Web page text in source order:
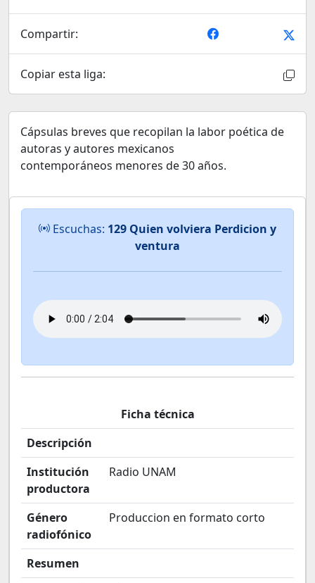
Compartir:
Copiar esta liga:
Cápsulas breves que recopilan la labor poética de
autoras y autores mexicanos
contemporáneos menores de 30 años.
Escuchas: 129 Quien volviera Perdicion y
ventura
Ficha técnica
Descripción
Institución
productora
Radio UNAM
Género
radiofónico
Produccion en formato corto
Resumen